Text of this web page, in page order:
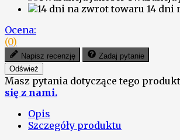
14 dni
Ocena:
(0)
Napisz recenzję Zadaj pytanie
Masz pytania dotyczące tego
się z nami.
Opis
Szczegóły produktu